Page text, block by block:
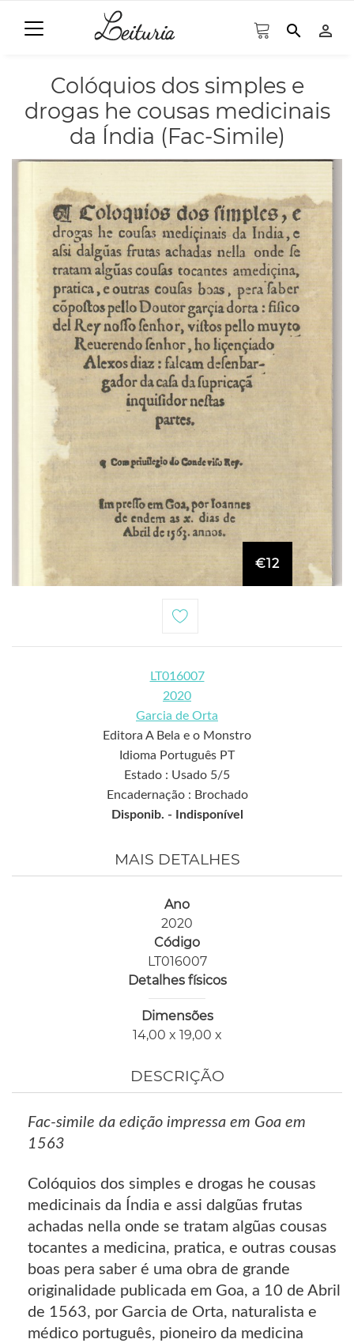
search person_outline
Colóquios dos simples e
drogas he cousas medicinais
da Índia (Fac-Simile)
€12
LT016007
2020
Garcia de Orta
Editora A Bela e o Monstro
Idioma Português PT
Estado : Usado 5/5
Encadernação : Brochado
Disponib. -
Indisponível
MAIS DETALHES
Ano
2020
Código
LT016007
Detalhes físicos
Dimensões
14,00 x 19,00 x
DESCRIÇÃO
Fac-simile da edição impressa em Goa em
1563
Colóquios dos simples e drogas he cousas
medicinais da Índia e assi dalgũas frutas
achadas nella onde se tratam algũas cousas
tocantes a medicina, pratica, e outras cousas
boas pera saber é uma obra de grande
originalidade publicada em Goa, a 10 de Abril
de 1563, por Garcia de Orta, naturalista e
médico português, pioneiro da medicina